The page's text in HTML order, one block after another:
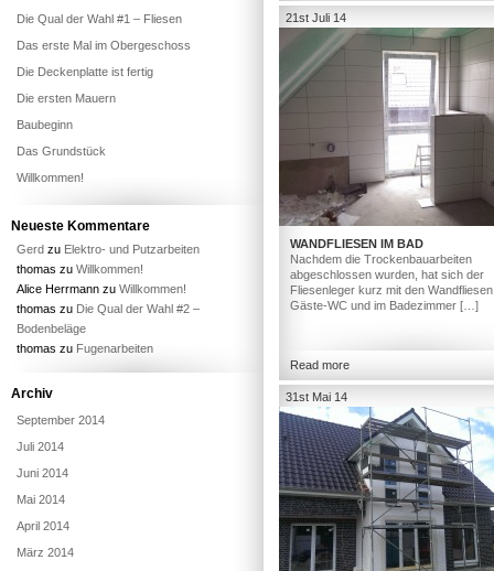
21st Juli 14
WANDFLIESEN IM BAD
Nachdem die Trockenbauarbeiten
abgeschlossen wurden, hat sich der
Fliesenleger kurz mit den
Gäste-WC und im Badezimmer […]
Read more
31st Mai 14
Die Qual der Wahl #1 – Fliesen
Das erste Mal im Obergeschoss
Die Deckenplatte ist fertig
Die ersten Mauern
Baubeginn
Das Grundstück
Willkommen!
Neueste Kommentare
Gerd zu Elektro- und Putzarbeiten
thomas zu Willkommen!
Alice Herrmann zu Willkommen!
thomas zu Die Qual der Wahl #2 –
Bodenbeläge
thomas zu Fugenarbeiten
Archiv
September 2014
Juli 2014
Juni 2014
Mai 2014
April 2014
März 2014